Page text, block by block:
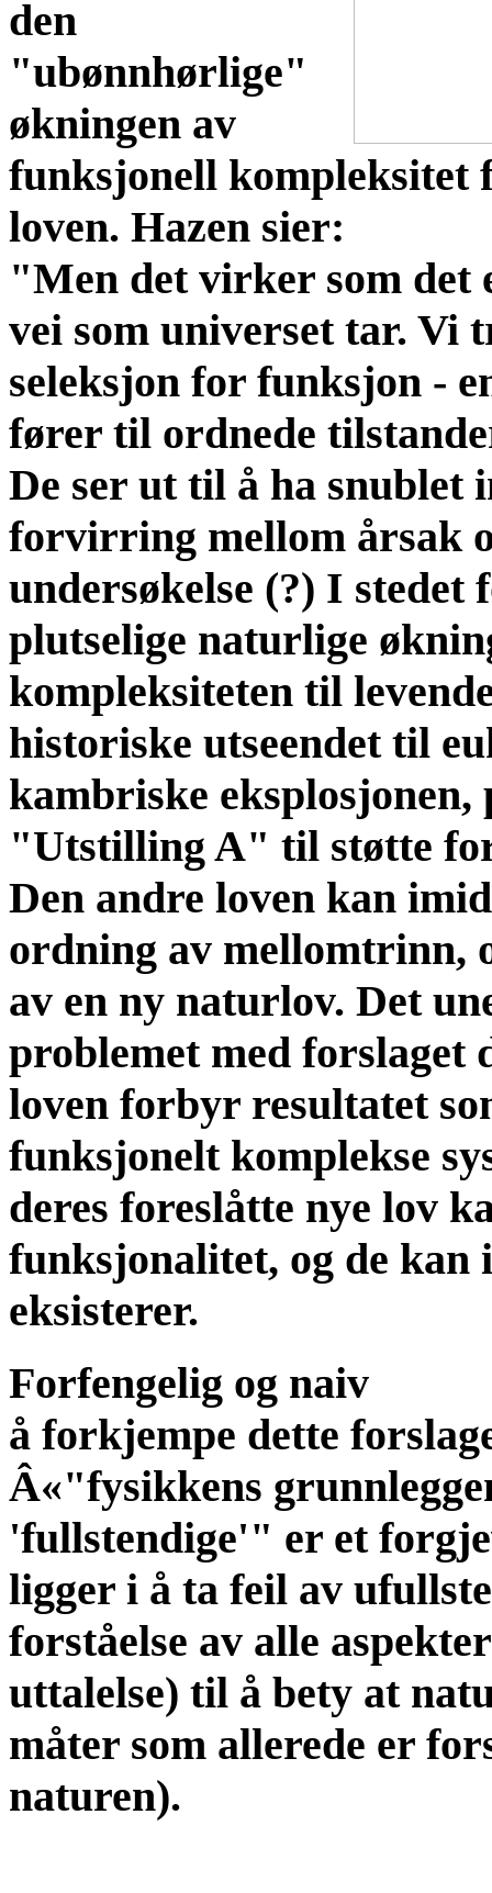
den
"ubønnhørlige"
økningen av
funksjonell kompleksitet
loven. Hazen sier:
"Men det virker som det
vei som universet tar. Vi
seleksjon for funksjon -
fører til ordnede
De ser ut til å ha snublet
forvirring mellom årsak
undersøkelse (?) I stedet
plutselige naturlige
kompleksiteten til
historiske utseendet til
kambriske eksplosjonen,
"Utstilling A" til støtte
Den andre loven kan
ordning av mellomtrinn,
av en ny naturlov. Det
problemet med forslaget
loven forbyr resultatet
funksjonelt komplekse
deres foreslåtte nye lov
funksjonalitet, og de kan
eksisterer.
Forfengelig og naiv
å forkjempe dette
Â«"fysikkens
'fullstendige'" er et
ligger i å ta feil av
forståelse av alle
uttalelse) til å bety at
måter som allerede er
naturen).